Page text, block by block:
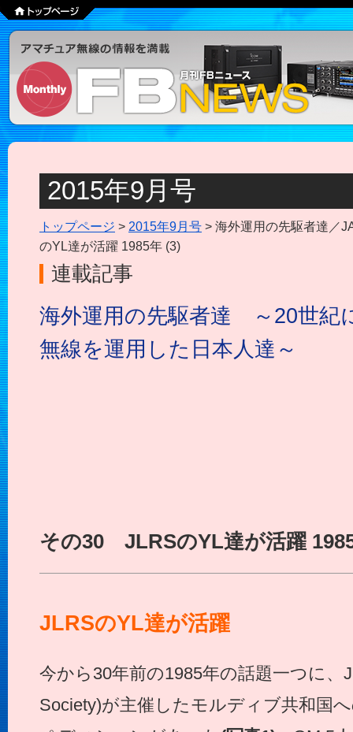
2015年9月号
トップページ > 2015年9月号 > 海外運用の先駆者達
のYL達が活躍 1985年 (3)
連載記事
海外運用の先駆者達 ～20世紀
無線を運用した日本人達～
その30 JLRSのYL達が活躍
JLRSのYL達が活躍
今から30年前の1985年の話題一つに、
Society)が主催したモルディブ共和国